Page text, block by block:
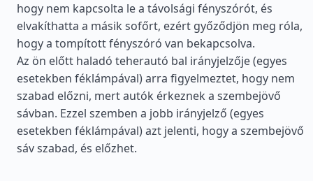
hogy nem kapcsolta le a távolsági fényszórót, és
elvakíthatta a másik sofőrt, ezért győződjön meg róla,
hogy a tompított fényszóró van bekapcsolva.
Az ön előtt haladó teherautó bal irányjelzője (egyes
esetekben féklámpával) arra figyelmeztet, hogy nem
szabad előzni, mert autók érkeznek a szembejövő
sávban. Ezzel szemben a jobb irányjelző (egyes
esetekben féklámpával) azt jelenti, hogy a szembejövő
sáv szabad, és előzhet.